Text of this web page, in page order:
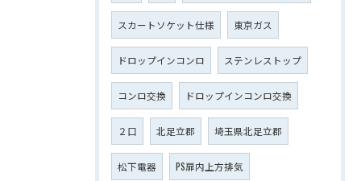
スカートソケット仕様 東京ガス
ドロップインコンロ ステンレストップ
コンロ交換 ドロップインコンロ交換
２口 北足立郡 埼玉県北足立郡
松下電器 PS扉内上方排気